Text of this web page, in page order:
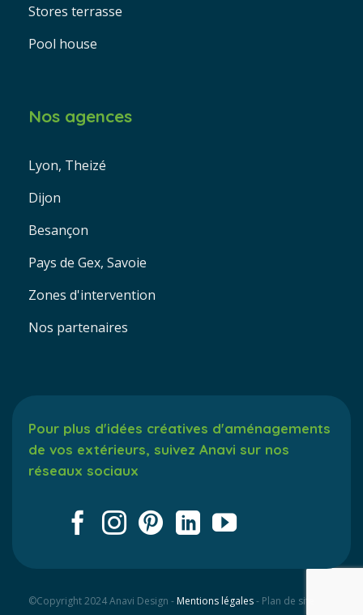
Stores terrasse
Pool house
Nos agences
Lyon, Theizé
Dijon
Besançon
Pays de Gex, Savoie
Zones d'intervention
Nos partenaires
Pour plus d'idées créatives d'aménagements
de vos extérieurs, suivez Anavi sur nos
réseaux sociaux
©Copyright 2024 Anavi Design -Mentions légales- Plan de site